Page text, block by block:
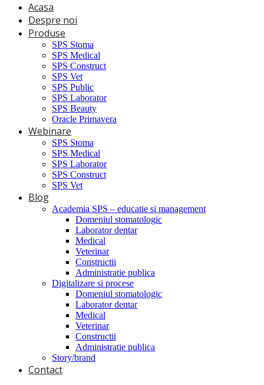
Acasa
Despre noi
Produse
SPS Stoma
SPS Medical
SPS Construct
SPS Vet
SPS Public
SPS Laborator
SPS Beauty
Oracle Primavera
Webinare
SPS Stoma
SPS Medical
SPS Laborator
SPS Construct
SPS Vet
Blog
Academia SPS – educatie si management
Domeniul stomatologic
Laborator dentar
Medical
Veterinar
Constructii
Administratie publica
Digitalizare si procese
Domeniul stomatologic
Laborator dentar
Medical
Veterinar
Constructii
Administratie publica
Story/brand
Contact